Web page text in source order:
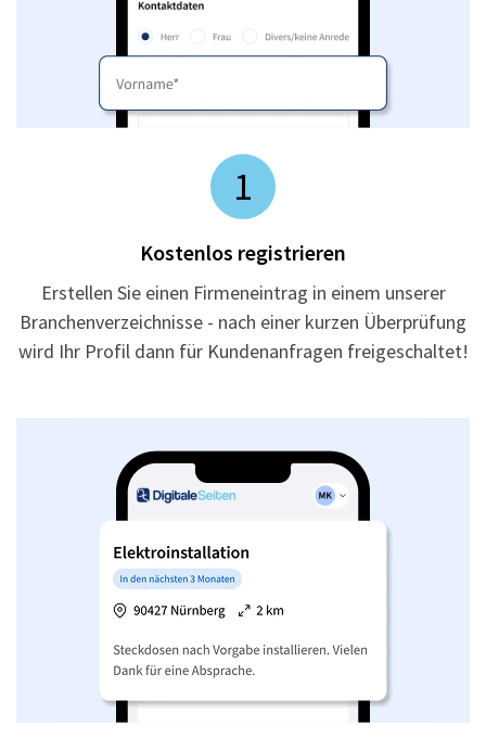
1
Kostenlos registrieren
Erstellen Sie einen Firmeneintrag in einem unserer
Branchenverzeichnisse - nach einer kurzen Überprüfung
wird Ihr Profil dann für Kundenanfragen freigeschaltet!